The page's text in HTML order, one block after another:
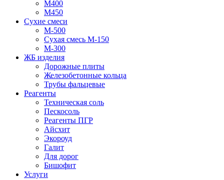
М400
М450
Сухие смеси
М-500
Сухая смесь М-150
М-300
ЖБ изделия
Дорожные плиты
Железобетонные кольца
Трубы фальцевые
Реагенты
Техническая соль
Пескосоль
Реагенты ПГР
Айсхит
Экороуд
Галит
Для дорог
Бишофит
Услуги